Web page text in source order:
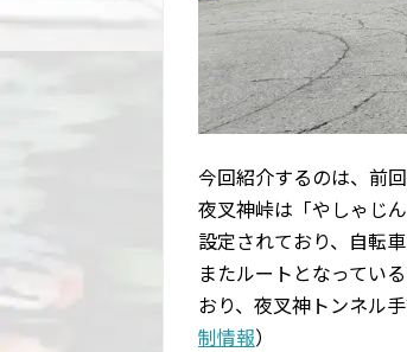
今回紹介するのは、前
夜叉神峠は「やしゃじ
設定されており、自転
またルートとなってい
おり、夜叉神トンネル
制情報）